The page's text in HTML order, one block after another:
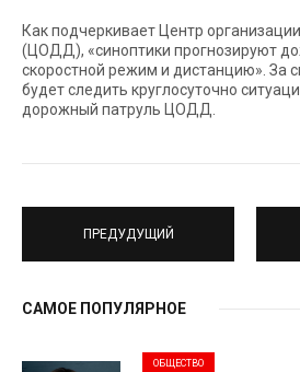
Как подчеркивает Центр
(ЦОДД), «синоптики прогнозируют
скоростной режим и дистанцию». За
будет следить круглосуточно
дорожный патруль ЦОДД.
ПРЕДУДУЩИЙ
САМОЕ ПОПУЛЯРНОЕ
ОБЩЕСТВО